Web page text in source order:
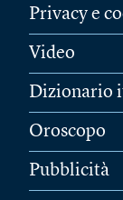
Privacy e
Video
Dizionario
Oroscopo
Pubblicità